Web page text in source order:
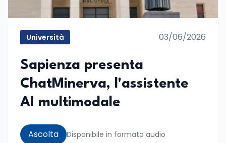
Università 03/06/2026
Sapienza presenta
ChatMinerva, l'assistente
AI multimodale
Ascolta Disponibile in formato audio